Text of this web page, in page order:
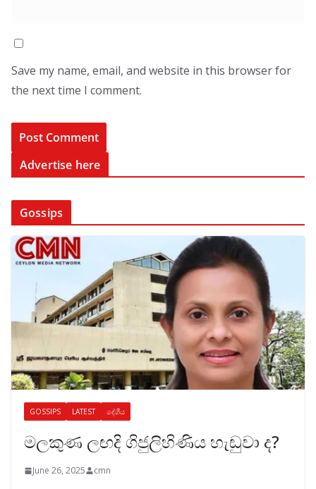
Save my name, email, and website in this browser for
the next time I comment.
Advertise here
Gossips
GOSSIPS LATEST දේශීය
මලකුණ ලඟදි ගිජුලිහිණිය හැඬුවා ද?
June 26, 2025 cmn